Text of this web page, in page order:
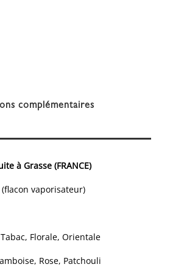
complémentaires
à Grasse (FRANCE)
vaporisateur)
Tabac, Florale, Orientale
Rose, Patchouli